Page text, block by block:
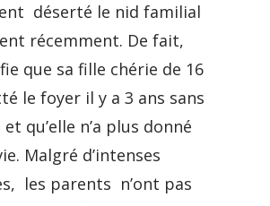
déserté le nid familial
récemment. De fait,
que sa fille chérie de 16
le foyer il y a 3 ans sans
qu’elle n’a plus donné
Malgré d’intenses
les parents n’ont pas